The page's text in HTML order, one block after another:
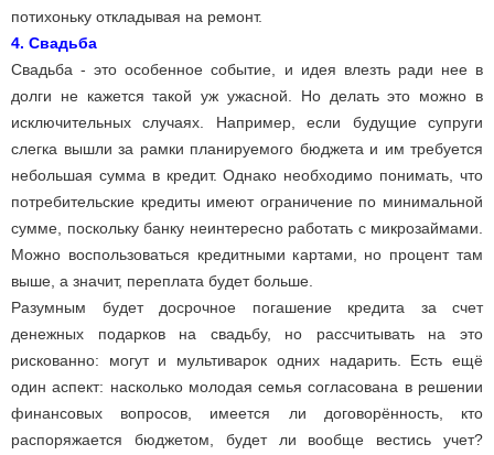
потихоньку откладывая на ремонт.
4. Свадьба
Свадьба - это особенное событие, и идея влезть ради нее в
долги не кажется такой уж ужасной. Но делать это можно в
исключительных случаях. Например, если будущие супруги
слегка вышли за рамки планируемого бюджета и им требуется
небольшая сумма в кредит. Однако необходимо понимать, что
потребительские кредиты имеют ограничение по минимальной
сумме, поскольку банку неинтересно работать с микрозаймами.
Можно воспользоваться кредитными картами, но процент там
выше, а значит, переплата будет больше.
Разумным будет досрочное погашение кредита за счет
денежных подарков на свадьбу, но рассчитывать на это
рискованно: могут и мультиварок одних надарить. Есть ещё
один аспект: насколько молодая семья согласована в решении
финансовых вопросов, имеется ли договорённость, кто
распоряжается бюджетом, будет ли вообще вестись учет?